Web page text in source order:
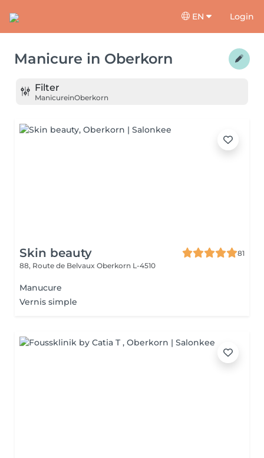
EN Login
Manicure in Oberkorn
Filter
ManicureinOberkorn
Skin beauty
81
88, Route de Belvaux Oberkorn L-4510
Manucure
Vernis simple